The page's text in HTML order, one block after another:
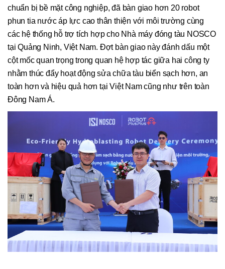
chuẩn bị bề mặt công nghiệp, đã bàn giao hơn 20 robot
phun tia nước áp lực cao thân thiện với môi trường cùng
các hệ thống hỗ trợ tích hợp cho Nhà máy đóng tàu NOSCO
tại Quảng Ninh, Việt Nam. Đợt bàn giao này đánh dấu một
cột mốc quan trọng trong quan hệ hợp tác giữa hai công ty
nhằm thúc đẩy hoạt động sửa chữa tàu biển sạch hơn, an
toàn hơn và hiệu quả hơn tại Việt Nam cũng như trên toàn
Đông Nam Á.